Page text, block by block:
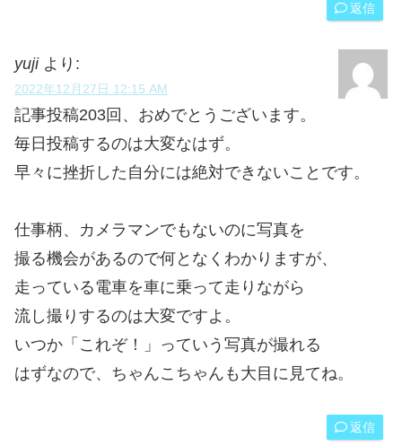
返信
yuji より:
2022年12月27日 12:15 AM
記事投稿203回、おめでとうございます。
毎日投稿するのは大変なはず。
早々に挫折した自分には絶対できないことです。
仕事柄、カメラマンでもないのに写真を
撮る機会があるので何となくわかりますが、
走っている電車を車に乗って走りながら
流し撮りするのは大変ですよ。
いつか「これぞ！」っていう写真が撮れる
はずなので、ちゃんこちゃんも大目に見てね。
返信